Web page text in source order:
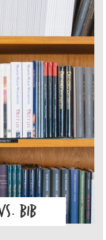
BIB